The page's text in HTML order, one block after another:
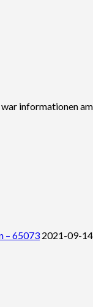
informationen
– 65073 2021-09-14